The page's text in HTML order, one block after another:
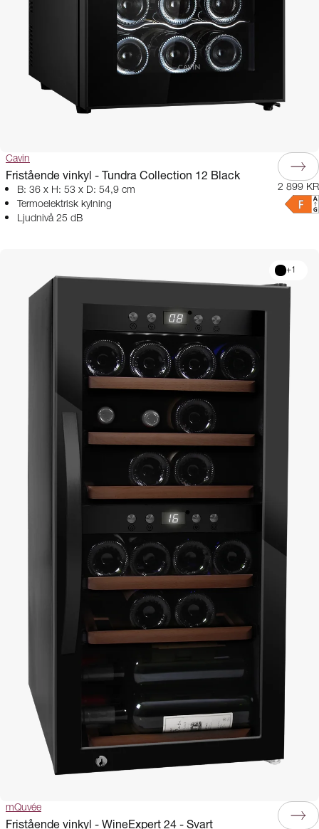
Cavin
Fristående vinkyl - Tundra Collection 12 Black
B: 36 x H: 53 x D: 54,9 cm
Termoelektrisk kylning
Ljudnivå 25 dB
2 899 KR
+1
mQuvée
Fristående vinkyl - WineExpert 24 - Svart